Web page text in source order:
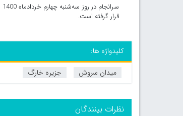
قرار گرفته است.
کلیدواژه ها:
میدان سروش
جزیره خارگ
نظرات بینندگان